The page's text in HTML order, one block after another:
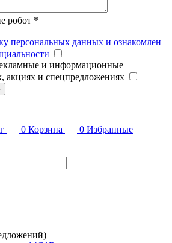
робот *
персональных данных и ознакомлен
и информационные
акциях и спецпредложениях
0 Корзина 0 Избранные